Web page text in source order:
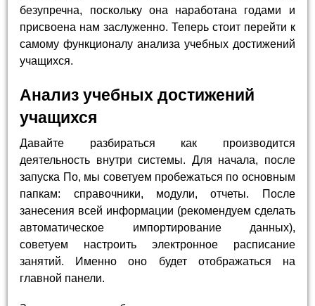
безупречна, поскольку она наработана годами и
присвоена нам заслуженно. Теперь стоит перейти к
самому функционалу анализа учебных достижений
учащихся.
Анализ учебных достижений
учащихся
Давайте разбираться как производится
деятельность внутри системы. Для начала, после
запуска По, мы советуем пробежаться по основным
папкам: справочники, модули, отчеты. После
занесения всей информации (рекомендуем сделать
автоматическое импортирование данных),
советуем настроить электронное расписание
занятий. Именно оно будет отображаться на
главной панели.